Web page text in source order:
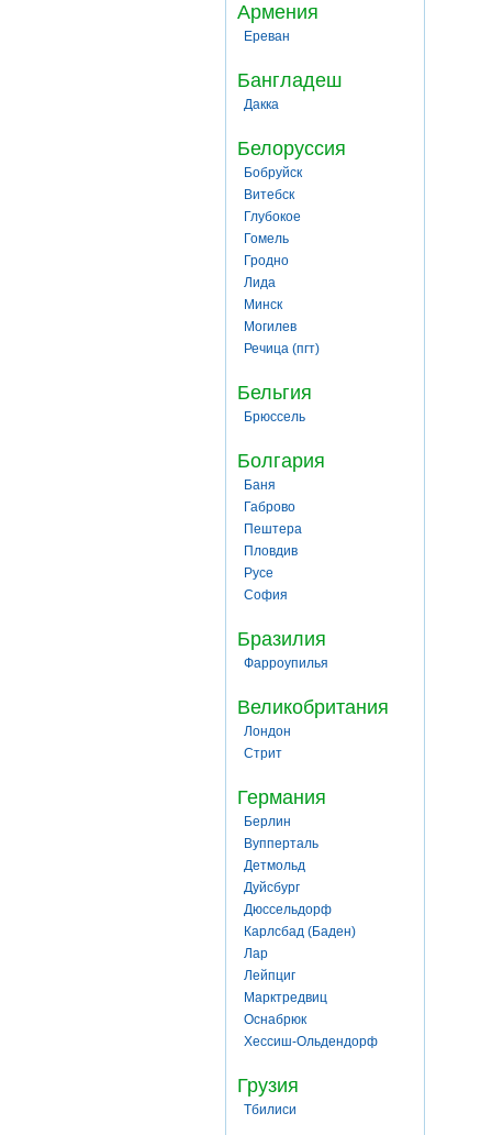
Армения
Ереван
Бангладеш
Дакка
Белоруссия
Бобруйск
Витебск
Глубокое
Гомель
Гродно
Лида
Минск
Могилев
Речица (пгт)
Бельгия
Брюссель
Болгария
Баня
Габрово
Пештера
Пловдив
Русе
София
Бразилия
Фарроупилья
Великобритания
Лондон
Стрит
Германия
Берлин
Вупперталь
Детмольд
Дуйсбург
Дюссельдорф
Карлсбад (Баден)
Лар
Лейпциг
Марктредвиц
Оснабрюк
Хессиш-Ольдендорф
Грузия
Тбилиси